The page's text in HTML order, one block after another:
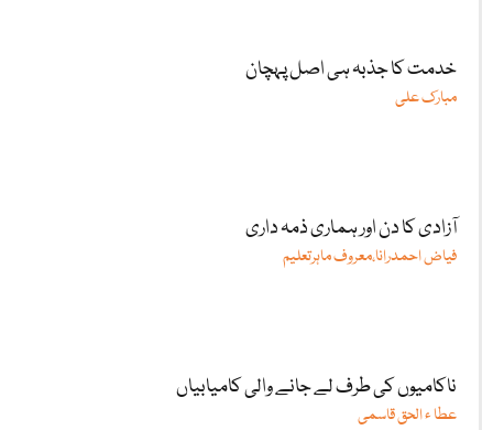
خدمت کا جذبہ ہی اصل پہچان
مبارک علی
آزادی کا دن اور ہماری ذمہ داری
فیاض احمدرانا،معروف ماہرتعلیم
ناکامیوں کی طرف لے جانے والی کامیابیاں
عطا ء الحق قاسمی